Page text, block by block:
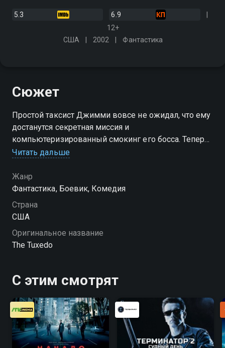
5.3
6.9
12+
США
2002 Фантастика
Сюжет
Простой таксист Джимми вовсе не ожидал, что ему
достанутся секретная миссия и
компьютеризированный смокинг его босса. Теперь
ему предстоит сразиться с террористами и найти
Читать дальше
Жанр
Фантастика, Боевик, Комедия
Страна
США
Оригинальное название
The Tuxedo
С этим смотрят